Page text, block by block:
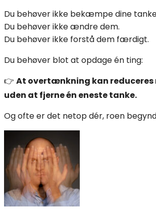
Du behøver ikke bekæmpe dine
Du behøver ikke ændre dem.
Du behøver ikke forstå dem færdigt.
Du behøver blot at opdage én ting:
👉 At overtænkning kan
uden at fjerne én eneste tanke.
Og ofte er det netop dér, roen
Indlægsnavigation